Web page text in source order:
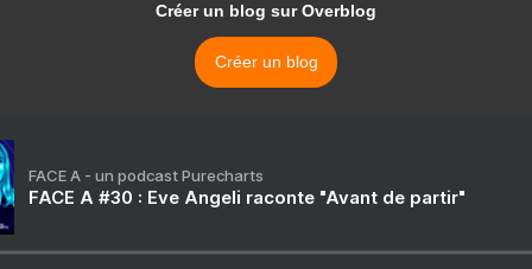
Créer un blog sur Overblog
Créer un blog
FACE A - un podcast Purecharts
FACE A #30 : Eve Angeli raconte "Avant de partir"